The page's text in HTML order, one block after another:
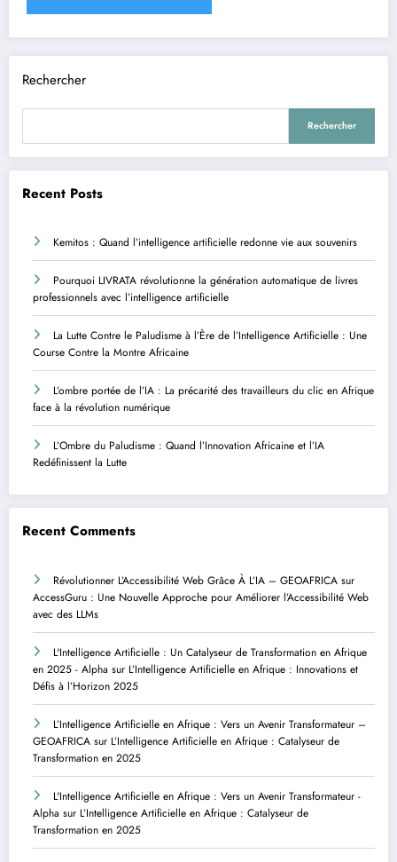
Rechercher
Rechercher
Recent Posts
Kemitos : Quand l’intelligence artificielle redonne vie aux souvenirs
Pourquoi LIVRATA révolutionne la génération automatique de livres
professionnels avec l’intelligence artificielle
La Lutte Contre le Paludisme à l’Ère de l’Intelligence Artificielle : Une
Course Contre la Montre Africaine
L’ombre portée de l’IA : La précarité des travailleurs du clic en Afrique
face à la révolution numérique
L’Ombre du Paludisme : Quand l’Innovation Africaine et l’IA
Redéfinissent la Lutte
Recent Comments
Révolutionner L’Accessibilité Web Grâce À L’IA – GEOAFRICA sur
AccessGuru : Une Nouvelle Approche pour Améliorer l’Accessibilité Web
avec des LLMs
L'Intelligence Artificielle : Un Catalyseur de Transformation en Afrique
en 2025 - Alpha sur L’Intelligence Artificielle en Afrique : Innovations et
Défis à l’Horizon 2025
L’Intelligence Artificielle en Afrique : Vers un Avenir Transformateur –
GEOAFRICA sur L’Intelligence Artificielle en Afrique : Catalyseur de
Transformation en 2025
L'Intelligence Artificielle en Afrique : Vers un Avenir Transformateur -
Alpha sur L’Intelligence Artificielle en Afrique : Catalyseur de
Transformation en 2025